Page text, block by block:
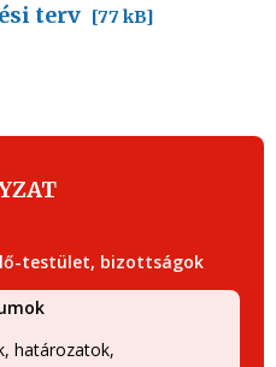
terv [77 kB]
testület, bizottságok
határozatok,